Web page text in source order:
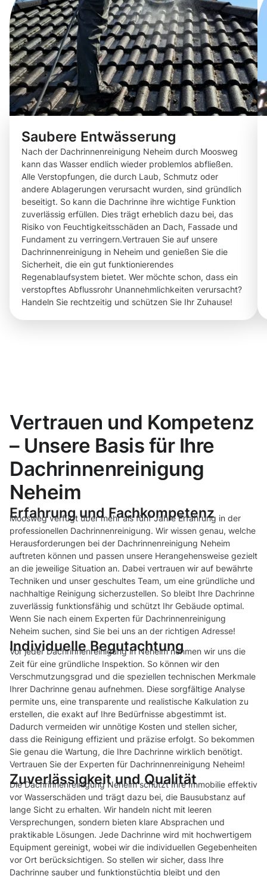
Saubere Entwässerung
Nach der Dachrinnenreinigung Neheim durch Moosweg
kann das Wasser endlich wieder problemlos abfließen.
Alle Verstopfungen, die durch Laub, Schmutz oder
andere Ablagerungen verursacht wurden, sind gründlich
beseitigt. So kann die Dachrinne ihre wichtige Funktion
zuverlässig erfüllen. Dies trägt erheblich dazu bei, das
Risiko von Feuchtigkeitsschäden an Dach, Fassade und
Fundament zu verringern.Vertrauen Sie auf unsere
Dachrinnenreinigung in Neheim und genießen Sie die
Sicherheit, die ein gut funktionierendes
Regenablaufsystem bietet. Wer möchte schon, dass ein
verstopftes Abflussrohr Unannehmlichkeiten verursacht?
Handeln Sie rechtzeitig und schützen Sie Ihr Zuhause!
Vertrauen und Kompetenz
– Unsere Basis für Ihre
Dachrinnenreinigung
Neheim
Erfahrung und Fachkompetenz
Moosweg verfügt über mehr als fünf Jahre Erfahrung in der
professionellen Dachrinnenreinigung. Wir wissen genau, welche
Herausforderungen bei der Dachrinnenreinigung Neheim
auftreten können und passen unsere Herangehensweise gezielt
an die jeweilige Situation an. Dabei vertrauen wir auf bewährte
Techniken und unser geschultes Team, um eine gründliche und
nachhaltige Reinigung sicherzustellen. So bleibt Ihre Dachrinne
zuverlässig funktionsfähig und schützt Ihr Gebäude optimal.
Wenn Sie nach einem Experten für Dachrinnenreinigung
Neheim suchen, sind Sie bei uns an der richtigen Adresse!
Individuelle Begutachtung
Vor jeder Dachrinnenreinigung in Neheim nehmen wir uns die
Zeit für eine gründliche Inspektion. So können wir den
Verschmutzungsgrad und die speziellen technischen Merkmale
Ihrer Dachrinne genau aufnehmen. Diese sorgfältige Analyse
permite uns, eine transparente und realistische Kalkulation zu
erstellen, die exakt auf Ihre Bedürfnisse abgestimmt ist.
Dadurch vermeiden wir unnötige Kosten und stellen sicher,
dass die Reinigung effizient und präzise erfolgt. So bekommen
Sie genau die Wartung, die Ihre Dachrinne wirklich benötigt.
Vertrauen Sie der Experten für Dachrinnenreinigung Neheim!
Zuverlässigkeit und Qualität
Die Dachrinnenreinigung Neheim schützt Ihre Immobilie effektiv
vor Wasserschäden und trägt dazu bei, die Bausubstanz auf
lange Sicht zu erhalten. Wir handeln nicht mit leeren
Versprechungen, sondern bieten klare Absprachen und
praktikable Lösungen. Jede Dachrinne wird mit hochwertigem
Equipment gereinigt, wobei wir die individuellen Gegebenheiten
vor Ort berücksichtigen. So stellen wir sicher, dass Ihre
Dachrinne sauber und funktionstüchtig bleibt und den